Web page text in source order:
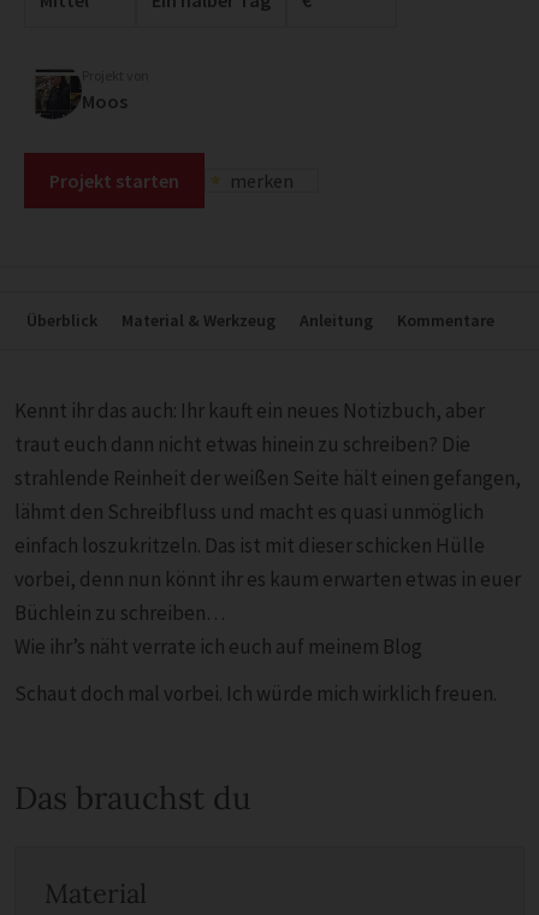
Moos
Projekt starten merken
Überblick Material & Werkzeug Anleitung Kommentare
Kennt ihr das auch: Ihr kauft ein neues Notizbuch, aber
traut euch dann nicht etwas hinein zu schreiben? Die
strahlende Reinheit der weißen Seite hält einen gefangen,
lähmt den Schreibfluss und macht es quasi unmöglich
einfach loszukritzeln. Das ist mit dieser schicken Hülle
vorbei, denn nun könnt ihr es kaum erwarten etwas in euer
Büchlein zu schreiben…
Wie ihr’s näht verrate ich euch auf meinem Blog
Schaut doch mal vorbei. Ich würde mich wirklich freuen.
Das brauchst du
Material